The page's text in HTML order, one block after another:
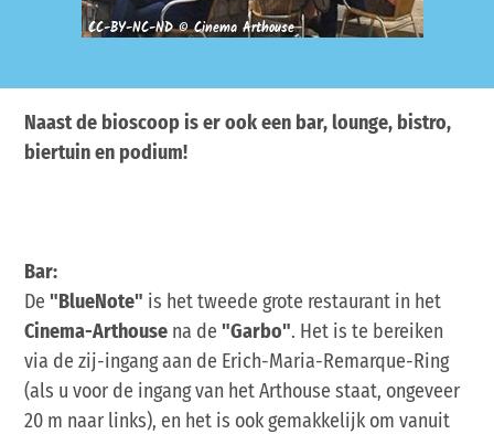
CC-BY-NC-ND © Cinema Arthouse
Naast de bioscoop is er ook een bar, lounge, bistro,
biertuin en podium!
Bar:
De"BlueNote" is het tweede grote restaurant in het
Cinema-Arthouse na de"Garbo". Het is te bereiken
via de zij-ingang aan de Erich-Maria-Remarque-Ring
(als u voor de ingang van het Arthouse staat, ongeveer
20 m naar links), en het is ook gemakkelijk om vanuit